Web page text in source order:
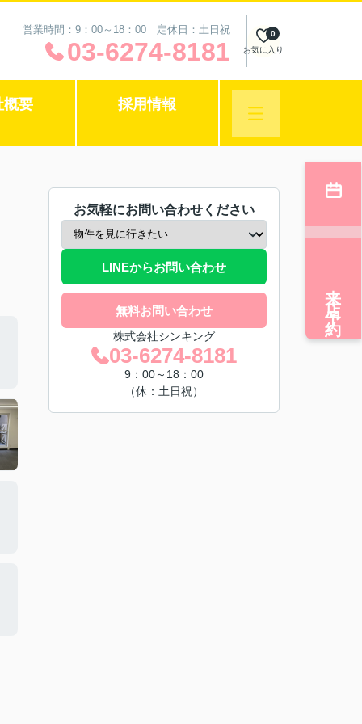
営業時間：9：00～18：00 定休日：土日祝
03-6274-8181 お気に入り
0
概要 採用情報
お気軽にお問い合わせください
LINEからお問い合わせ
無料お問い合わせ
株式会社シンキング
03-6274-8181
9：00～18：00
（休：土日祝）
来店予約